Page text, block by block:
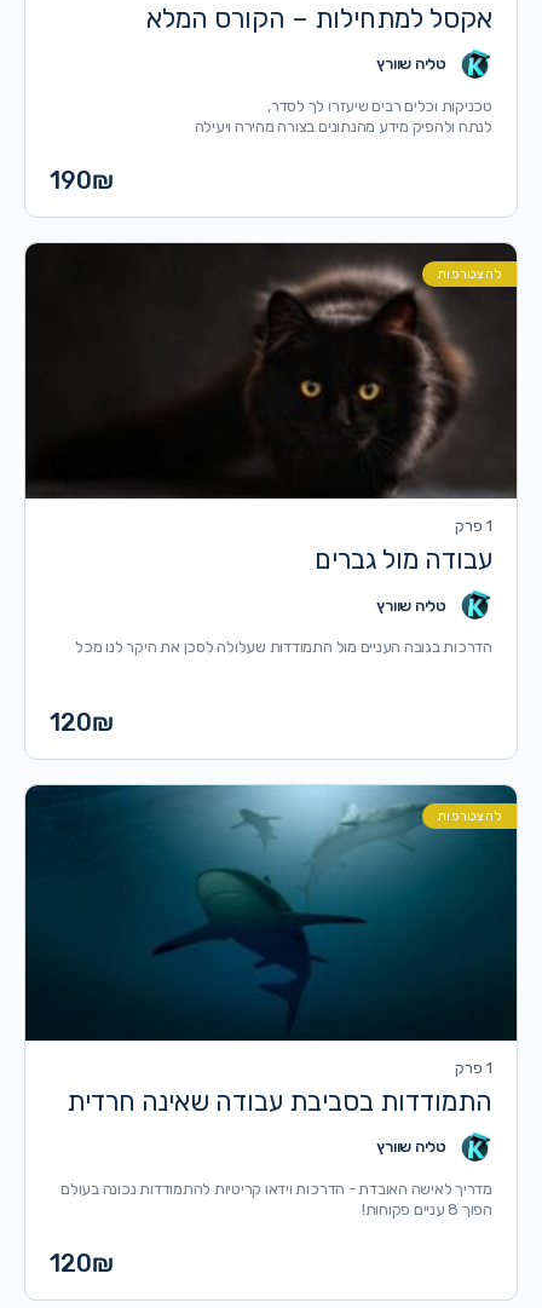
אקסל למתחילות – הקורס המלא
טליה שוורץ
טכניקות וכלים רבים שיעזרו לך לסדר,
לנתח ולהפיק מידע מהנתונים בצורה מהירה ויעילה
₪
190
להצטרפות
1 פרק
עבודה מול גברים
טליה שוורץ
הדרכות בגובה העניים מול התמודדות שעלולה לסכן את היקר לנו מכל
₪
120
להצטרפות
1 פרק
התמודדות בסביבת עבודה שאינה חרדית
טליה שוורץ
מדריך לאישה האובדת - הדרכות וידאו קריטיות להתמודדות נכונה בעולם
הפוך 8 עניים פקוחות!
₪
120